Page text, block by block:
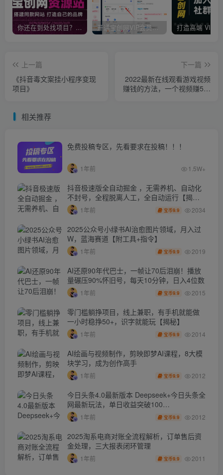
你还在到处找项目？还在当韭菜？我靠卖项目一个月收入5万+，曾经我也是个失败者。 开通宝创网VIP会员，尊享全站资源免费下载，享70%的推广提成！！【限时五折优惠】
上一篇
《抖音毒文案挂小程序变现
项目》
下一篇
2022最新在线观看游戏视频
赚钱的方法，一个视频赚5美
相关推荐
免费投稿专区，先看要求在投稿！！！
1年前 1.5W+
抖音极速版全自动掘金 ，无需养机、自动化
不封号，全程脱离人工，全自动运行【揭
秘】 1年前 宝币9.9 2034
2025公众号小绿书AI治愈图片领域，月入过
W，蓝海赛道【附工具+指令】
1年前 宝币9.9 2019
AI还原90年代巴士，一帧让70后泪崩！播放
量碾压90%怀旧号，每天10分钟，日入4位数
1年前 宝币9.9 2015
零门槛躺挣项目，线上兼职，有手机就能做
一小时稳挣50+，识字就能玩【揭秘】
1年前 宝币9.9 2014
AI绘画与视频制作，剪映即梦AI课程，8大模
块学习，成为创作高手
1年前 宝币9.9 2012
今日头条4.0最新版本 Deepseek+今日头条全
网最新玩法，单日收益突破100…
1年前 宝币9.9 2012
2025淘系电商对账全流程解析，订单售后资
金处理，三大报表闭环管理
1年前 宝币9.9 2011